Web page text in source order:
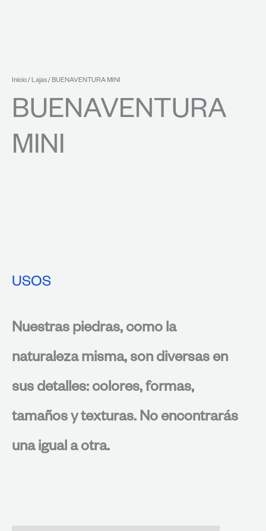
Inicio/ Lajas/ BUENAVENTURA MINI
BUENAVENTURA
MINI
USOS
Nuestras piedras, como la
naturaleza misma, son diversas en
sus detalles: colores, formas,
tamaños y texturas. No encontrarás
una igual a otra.